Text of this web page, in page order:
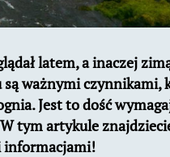
latem, a inaczej
ważnymi czynnikami,
Jest to dość
W tym artykule
informacjami!